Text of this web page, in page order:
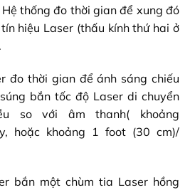
thống đo thời gian để xung đó
hiệu Laser (thấu kính thứ hai ở
đo thời gian để ánh sáng chiếu
bắn tốc độ Laser di chuyển
so với âm thanh( khoảng
hoặc khoảng 1 foot (30 cm)/
bắn một chùm tia Laser hồng